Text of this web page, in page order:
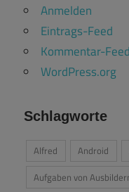
Anmelden
Eintrags-Feed
Kommentar-Feed
WordPress.org
Schlagworte
Alfred Android
Aufgaben von